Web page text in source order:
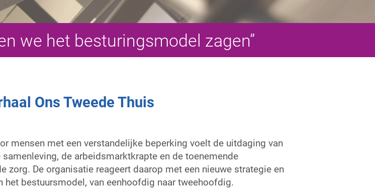
we het besturingsmodel zagen”
Ons Tweede Thuis
mensen met een verstandelijke beperking voelt de uitdaging van
samenleving, de arbeidsmarktkrapte en de toenemende
zorg. De organisatie reageert daarop met een nieuwe strategie en
het bestuursmodel, van eenhoofdig naar tweehoofdig.